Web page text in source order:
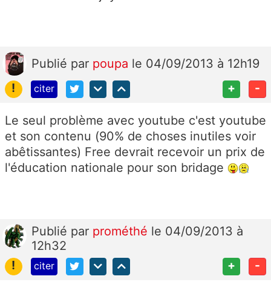
Publié par poupa le 04/09/2013 à 12h19
!
citer + -
Le seul problème avec youtube c'est youtube
et son contenu (90% de choses inutiles voir
abêtissantes) Free devrait recevoir un prix de
l'éducation nationale pour son bridage
Publié par prométhé le 04/09/2013 à
12h32
!
citer + -